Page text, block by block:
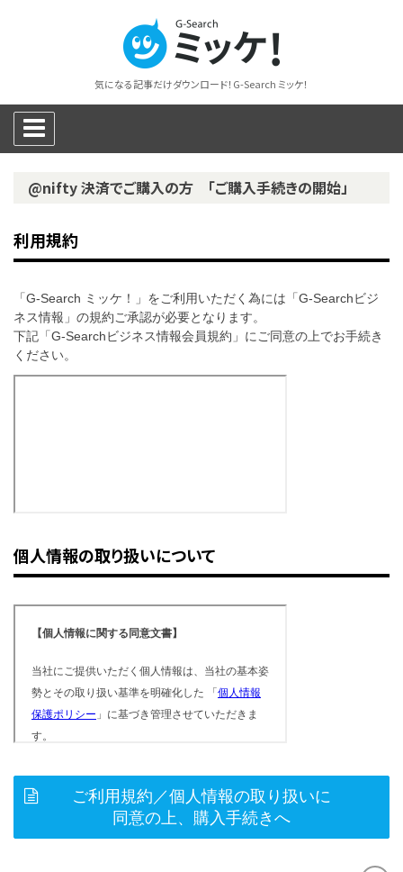
気になる記事だけダウンロード！G-Search ミッケ！
@nifty 決済でご購入の方 「ご購入手続きの開始」
利用規約
「G-Search ミッケ！」をご利用いただく為には「G-Searchビジ
ネス情報」の規約ご承認が必要となります。
下記「G-Searchビジネス情報会員規約」にご同意の上でお手続き
ください。
個人情報の取り扱いについて
ご利用規約／個人情報の取り扱いに
同意の上、購入手続きへ